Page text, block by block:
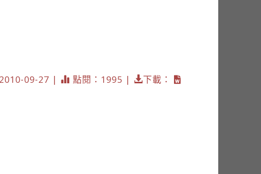
09-27 | 點閱：1995 | 下載：